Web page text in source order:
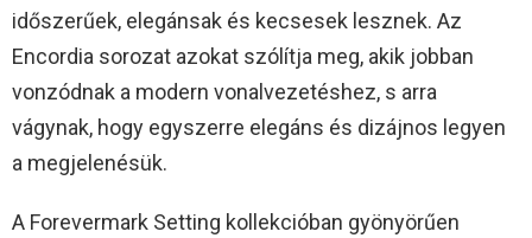
időszerűek, elegánsak és kecsesek lesznek. Az
Encordia sorozat azokat szólítja meg, akik jobban
vonzódnak a modern vonalvezetéshez, s arra
vágynak, hogy egyszerre elegáns és dizájnos legyen
a megjelenésük.
A Forevermark Setting kollekcióban gyönyörűen